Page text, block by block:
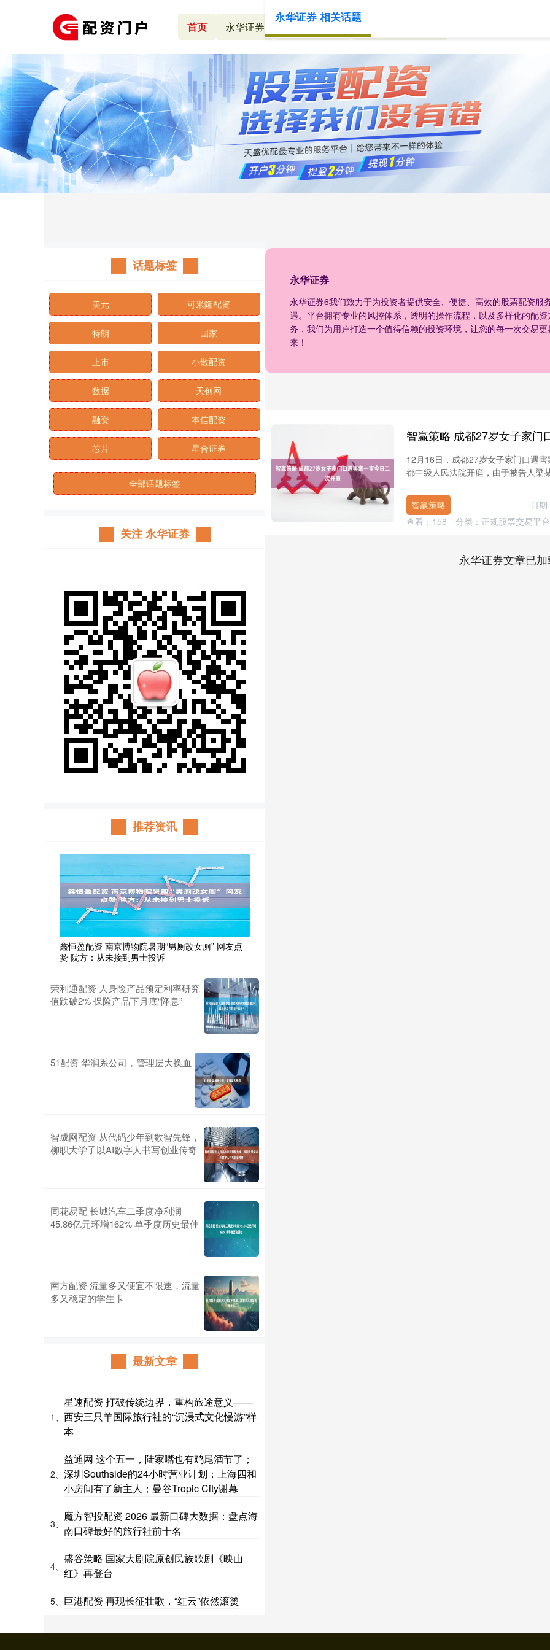
首页 永华证券 国内实盘交易 正规股票交易平台
永华证券
永华证券6我们致力于为投资者提供安全、便捷、高效的股票配资
遇。平台拥有专业的风控体系，透明的操作流程，以及多样化的配
务，我们为用户打造一个值得信赖的投资环境，让您的每一次交易
来！
永华证券 相关话题
12月16日，成都27岁女子家门口遇
都中级人民法院开庭，由于被告人梁
智赢策略
日
查看： 158 分类： 正规股票交易平台
永华证券文章已
话题标签
美元 可米隆配资
特朗 国家
上市 小散配资
数据 天创网
融资 本信配资
芯片 星合证券
全部话题标签
关注 永华证券
推荐资讯
鑫恒盈配资 南京博物院暑期“男厕改女厕” 网友点
赞 院方：从未接到男士投诉
荣利通配资 人身险产品预定利率研究
值跌破2% 保险产品下月底“降息”
51配资 华润系公司，管理层大换血
智成网配资 从代码少年到数智先锋，
柳职大学子以AI数字人书写创业传奇
同花易配 长城汽车二季度净利润
45.86亿元环增162% 单季度历史最佳
南方配资 流量多又便宜不限速，流量
多又稳定的学生卡
最新文章
1、
星速配资 打破传统边界，重构旅途意义——
西安三只羊国际旅行社的“沉浸式文化慢游”样
本
2、
益通网 这个五一，陆家嘴也有鸡尾酒节了；
深圳Southside的24小时营业计划；上海四和
小房间有了新主人；曼谷Tropic City谢幕
3、
魔方智投配资 2026 最新口碑大数据：盘点海
南口碑最好的旅行社前十名
4、
盛谷策略 国家大剧院原创民族歌剧《映山
红》再登台
5、 巨港配资 再现长征壮歌，“红云”依然滚烫